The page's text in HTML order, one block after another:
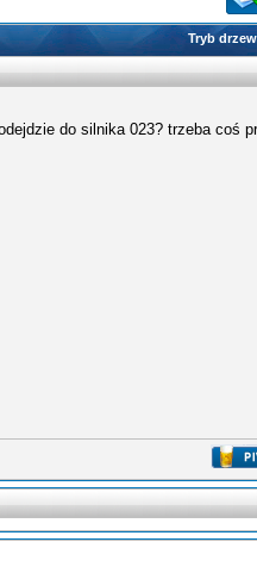
Tryb
do silnika 023? trzeba coś